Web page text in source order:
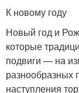
К новому году
Новый год и
которые
подвиги — на
разнообразных
наступления